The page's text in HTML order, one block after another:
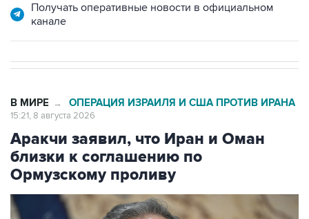
Получать оперативные новости в официальном
канале
В МИРЕ → ОПЕРАЦИЯ ИЗРАИЛЯ И США ПРОТИВ ИРАНА
15:21, 8 августа 2026
Аракчи заявил, что Иран и Оман
близки к соглашению по
Ормузскому проливу